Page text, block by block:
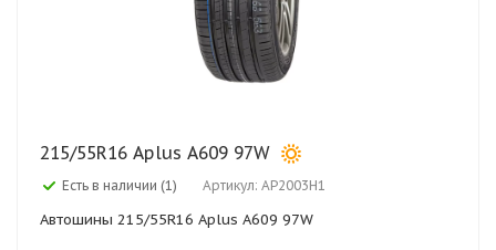
215/55R16 Aplus A609 97W
Есть в наличии (1) Артикул: AP2003H1
Автошины 215/55R16 Aplus A609 97W